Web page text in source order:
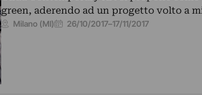
green, aderendo ad un progetto volto a
Milano (MI) 26/10/2017–17/11/2017